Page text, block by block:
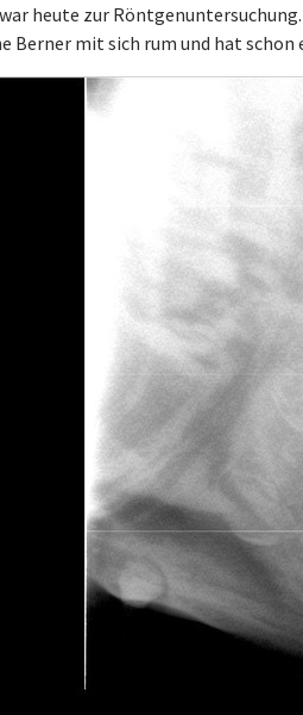
heute zur
Berner mit sich rum und hat schon